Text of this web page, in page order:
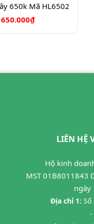
650k Mã HL6502
650.000₫
LIÊN HỆ
Hộ kinh
MST 01B8011843
ngày
Địa chỉ 1: Số